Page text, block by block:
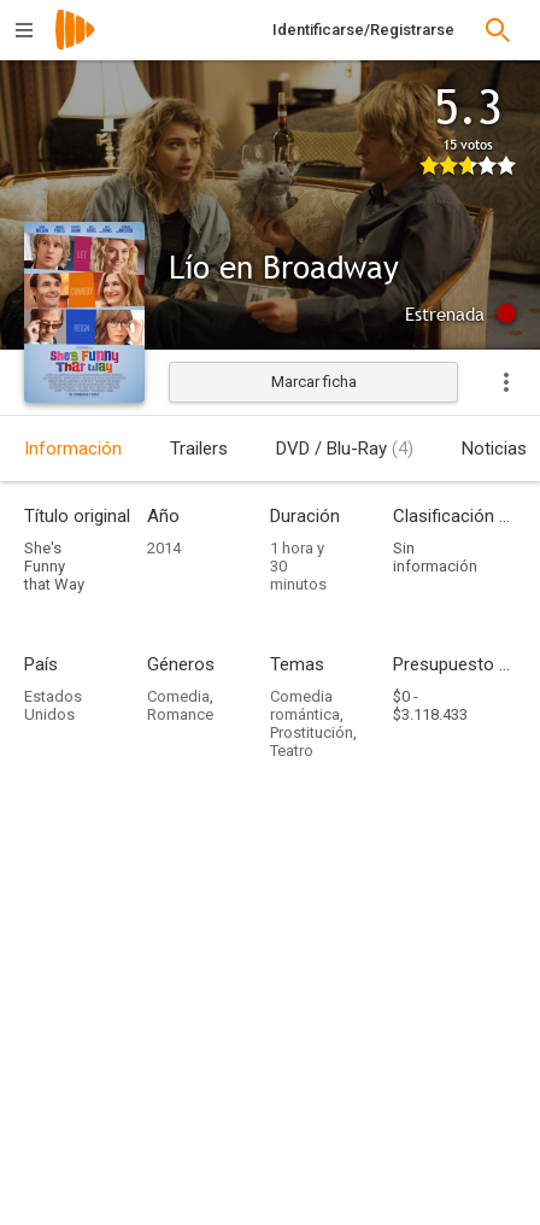
Identificarse/Registrarse
5.3
15 votos
Lío en Broadway
Estrenada
Marcar ficha
Información Trailers DVD / Blu-Ray (4) Noticias
Título original
She's
Funny
that Way
Año
2014
Duración
1 hora y
30
minutos
Clasificación por edades
Sin
información
País
Estados
Unidos
Géneros
Comedia,
Romance
Temas
Comedia
romántica,
Prostitución,
Teatro
Presupuesto - Ingresos
$0 -
$3.118.433